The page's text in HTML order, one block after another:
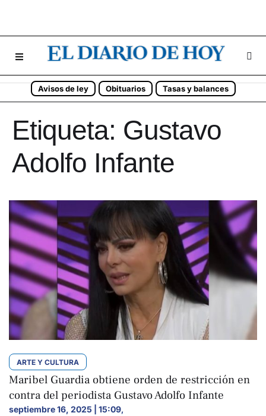
Avisos de ley Obituarios Tasas y balances
Etiqueta: Gustavo
Adolfo Infante
ARTE Y CULTURA
Maribel Guardia obtiene orden de restricción en
contra del periodista Gustavo Adolfo Infante
septiembre 16, 2025 | 15:09,